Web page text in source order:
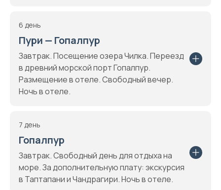
6 день
Пури — Гопалпур
Завтрак. Посещение озера Чилка. Переезд
в древний морской порт Гопалпур.
Размещение в отеле. Свободный вечер.
Ночь в отеле.
7 день
Гопалпур
Завтрак. Свободный день для отдыха на
море. За дополнительную плату: экскурсия
в Таптапани и Чандрагири. Ночь в отеле.